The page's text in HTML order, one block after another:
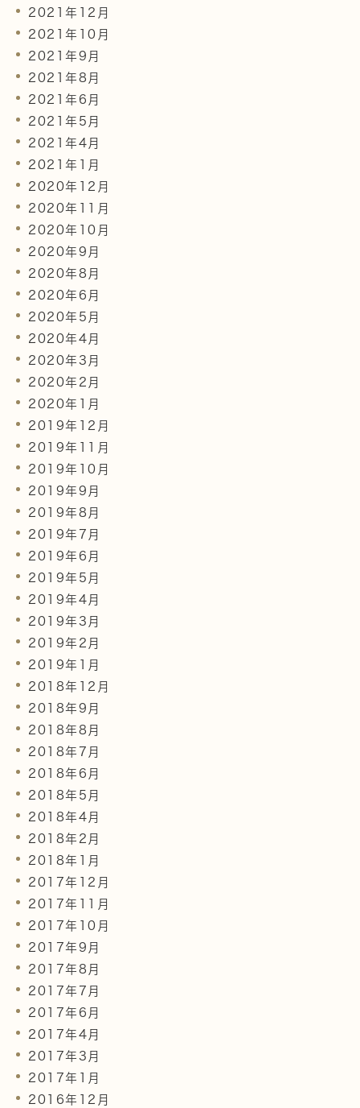
2021年12月
2021年10月
2021年9月
2021年8月
2021年6月
2021年5月
2021年4月
2021年1月
2020年12月
2020年11月
2020年10月
2020年9月
2020年8月
2020年6月
2020年5月
2020年4月
2020年3月
2020年2月
2020年1月
2019年12月
2019年11月
2019年10月
2019年9月
2019年8月
2019年7月
2019年6月
2019年5月
2019年4月
2019年3月
2019年2月
2019年1月
2018年12月
2018年9月
2018年8月
2018年7月
2018年6月
2018年5月
2018年4月
2018年2月
2018年1月
2017年12月
2017年11月
2017年10月
2017年9月
2017年8月
2017年7月
2017年6月
2017年4月
2017年3月
2017年1月
2016年12月